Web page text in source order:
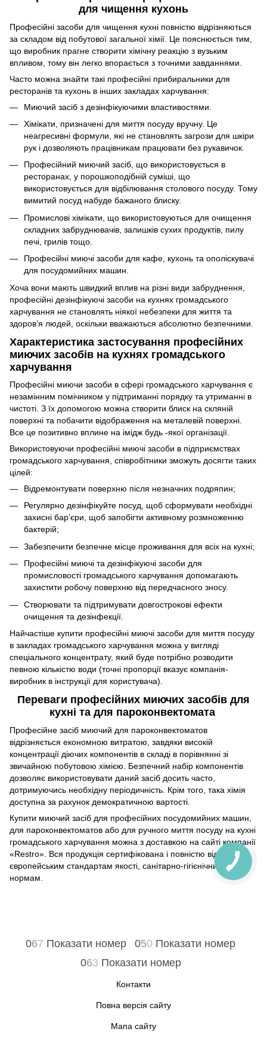
для чищення кухонь
Професійні засоби для чищення кухні повністю відрізняються
за складом від побутової загальної хімії. Це пояснюється тим,
що виробник прагне створити хімічну реакцію з вузьким
впливом, тому він легко впорається з точними завданнями.
Часто можна знайти такі професійні прибиральники для
ресторанів та кухонь в інших закладах харчування:
Миючий засіб з дезінфікуючими властивостями.
Хімікати, призначені для миття посуду вручну. Це
неагресивні формули, які не становлять загрози для шкіри
рук і дозволяють працівникам працювати без рукавичок.
Професійний миючий засіб, що використовується в
ресторанах, у порошкоподібній суміші, що
використовується для відбілювання столового посуду. Тому
вимитий посуд набуде бажаного блиску.
Промислові хімікати, що використовуються для очищення
складних забруднювачів, залишків сухих продуктів, пилу
печі, грилів тощо.
Професійні миючі засоби для кафе, кухонь та ополіскувачі
для посудомийних машин.
Хоча вони мають швидкий вплив на різні види забруднення,
професійні дезінфікуючі засоби на кухнях громадського
харчування не становлять ніякої небезпеки для життя та
здоров’я людей, оскільки вважаються абсолютно безпечними.
Характеристика застосування професійних
миючих засобів на кухнях громадського
харчування
Професійні миючи засоби в сфері громадського харчування є
незамінним помічником у підтриманні порядку та утриманні в
чистоті. З їх допомогою можна створити блиск на скляній
поверхні та побачити відображення на металевій поверхні.
Все це позитивно вплине на імідж будь -якої організації.
Використовуючи професійні миючі засоби в підприємствах
громадського харчування, співробітники зможуть досягти таких
цілей:
Відремонтувати поверхню після незначних подряпин;
Регулярно дезінфікуйте посуд, щоб сформувати необхідні
захисні бар’єри, щоб запобігти активному розмноженню
бактерій;
Забезпечити безпечне місце проживання для всіх на кухні;
Професійні миючі та дезінфікуючі засоби для
промисловості громадського харчування допомагають
захистити робочу поверхню від передчасного зносу.
Створювати та підтримувати довгострокові ефекти
очищення та дезінфекції.
Найчастіше купити професійні миючі засоби для миття посуду
в закладах громадського харчування можна у вигляді
спеціального концентрату, який буде потрібно розводити
певною кількістю води (точні пропорції вказує компанія-
виробник в інструкції для користувача).
Переваги професійних миючих засобів для
кухні та для пароконвектомата
Професійне засіб миючий для пароконвектоматов
відрізняється економною витратою, завдяки високій
концентрації діючих компонентів в складі в порівнянні зі
звичайною побутовою хімією. Безпечний набір компонентів
дозволяє використовувати даний засіб досить часто,
дотримуючись необхідну періодичність. Крім того, така хімія
доступна за рахунок демократичною вартості.
Купити миючий засіб для професійних посудомийних машин,
для пароконвектоматов або для ручного миття посуду на кухні
громадського харчування можна з доставкою на сайті компанії
«Restro». Вся продукція сертифікована і повністю відповідає
європейським стандартам якості, санітарно-гігієнічним
нормам.
067 Показати номер 050 Показати номер
063 Показати номер
Контакти
Повна версія сайту
Мапа сайту